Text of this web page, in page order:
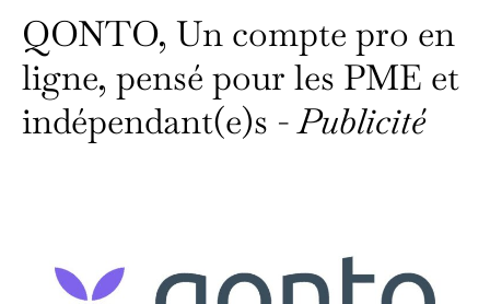
QONTO, Un compte pro en
ligne, pensé pour les PME et
indépendant(e)s -Publicité